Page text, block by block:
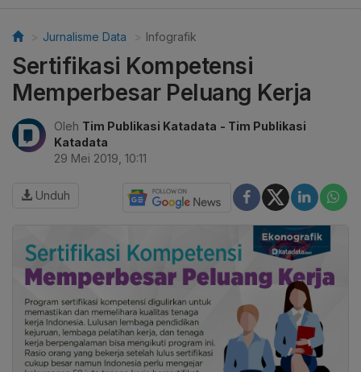
Jurnalisme Data Infografik
Sertifikasi Kompetensi
Memperbesar Peluang Kerja
Oleh Tim Publikasi Katadata - Tim Publikasi
Katadata
29 Mei 2019, 10:11
Unduh